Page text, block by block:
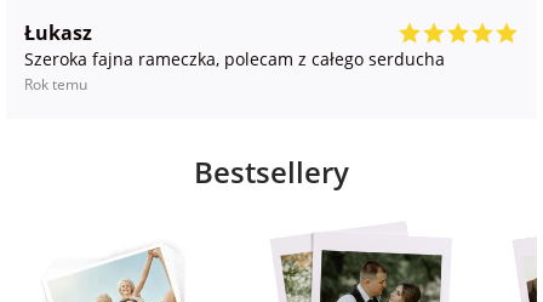
Łukasz
Szeroka fajna rameczka, polecam z całego serducha
Rok temu
Bestsellery